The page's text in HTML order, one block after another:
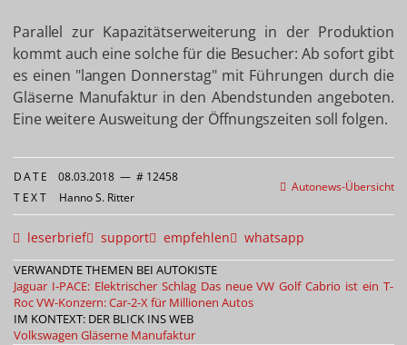
Parallel zur Kapazitätserweiterung in der Produktion
kommt auch eine solche für die Besucher: Ab sofort gibt
es einen "langen Donnerstag" mit Führungen durch die
Gläserne Manufaktur in den Abendstunden angeboten.
Eine weitere Ausweitung der Öffnungszeiten soll folgen.
Autonews-Übersicht
DATE 08.03.2018 — # 12458
TEXT Hanno S. Ritter
leserbrief support empfehlen whatsapp
VERWANDTE THEMEN BEI AUTOKISTE
Jaguar I-PACE: Elektrischer Schlag Das neue VW Golf Cabrio ist ein T-
RocVW-Konzern: Car-2-X für Millionen Autos
IM KONTEXT: DER BLICK INS WEB
Volkswagen Gläserne Manufaktur